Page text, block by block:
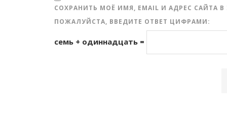
СОХРАНИТЬ МОЁ ИМЯ, EMAIL И АДРЕС
ПОЖАЛУЙСТА, ВВЕДИТЕ ОТВЕТ ЦИФРАМИ:
семь + одиннадцать =